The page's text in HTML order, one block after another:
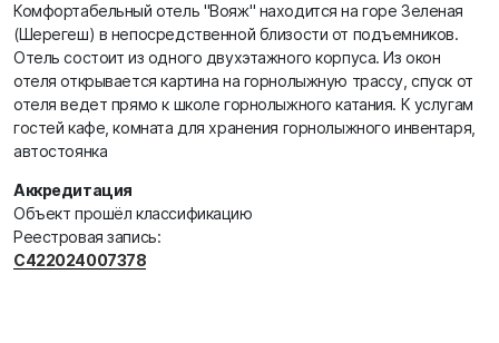
Комфортабельный отель "Вояж" находится на горе Зеленая
(Шерегеш) в непосредственной близости от подъемников.
Отель состоит из одного двухэтажного корпуса. Из окон
отеля открывается картина на горнолыжную трассу, спуск от
отеля ведет прямо к школе горнолыжного катания. К услугам
гостей кафе, комната для хранения горнолыжного инвентаря,
автостоянка
Аккредитация
Объект прошёл классификацию
Реестровая запись:
С422024007378